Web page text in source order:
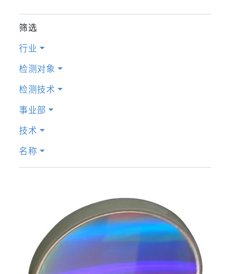
筛选
行业
检测对象
检测技术
事业部
技术
名称